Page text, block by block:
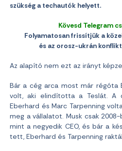
szükség a techautók helyett.
Kövesd Telegram
Folyamatosan frissítjük a
és az orosz-ukrán
Az alapító nem ezt az irányt
Bár a cég arca most már régóta
volt, aki elindította a Teslát. A
Eberhard és Marc Tarpenning
meg a vállalatot. Musk csak
mint a negyedik CEO, és bár a
tett, Eberhard és Tarpenning